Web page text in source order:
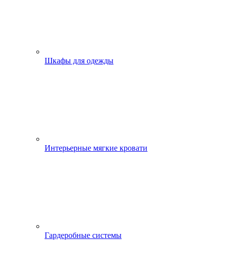
Шкафы для одежды
Интерьерные мягкие кровати
Гардеробные системы